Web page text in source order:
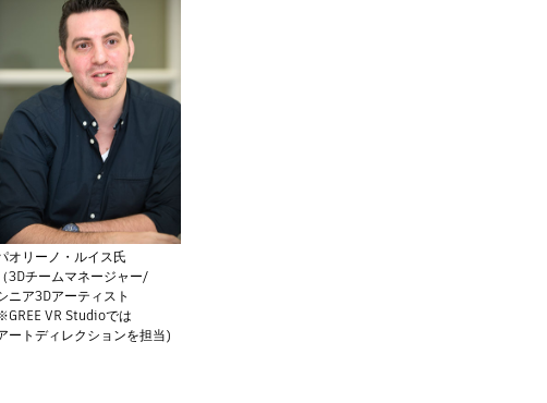
オリーノ・ルイス氏
（3Dチームマネージャー/
ニア3Dアーティスト
VR Studioでは
ートディレクションを担当)